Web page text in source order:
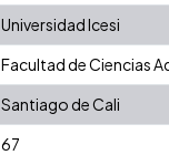
Universidad Icesi
Facultad de Ciencias
Santiago de Cali
67